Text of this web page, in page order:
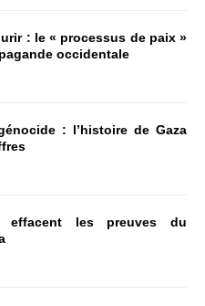
: le « processus de paix »
occidentale
: l’histoire de Gaza
effacent les preuves du